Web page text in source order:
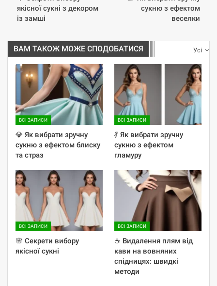
якісної сукні з декором
із замші
сукню з ефектом
веселки
Усі
ВАМ ТАКОЖ МОЖЕ СПОДОБАТИСЯ
ВСІ ЗАПИСИ
💎 Як вибрати зручну
сукню з ефектом блиску
та страз
ВСІ ЗАПИСИ
💃 Як вибрати зручну
сукню з ефектом
гламуру
ВСІ ЗАПИСИ
🌸 Секрети вибору
якісної сукні
ВСІ ЗАПИСИ
☕️ Видалення плям від
кави на вовняних
спідницях: швидкі
методи